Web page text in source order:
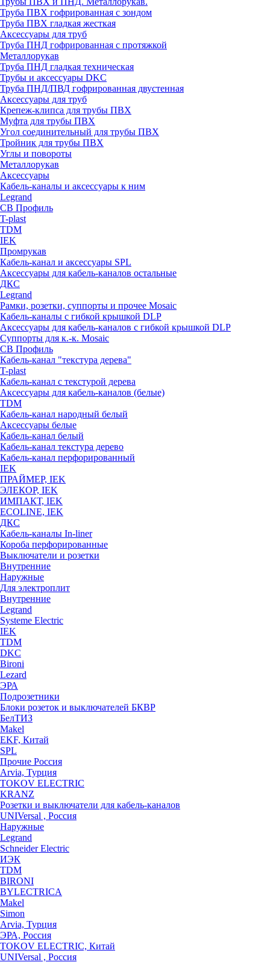
Труба ПВХ гофрированная с зондом
Труба ПВХ гладкая жесткая
Аксессуары для труб
Труба ПНД гофрированная с протяжкой
Металлорукав
Труба ПНД гладкая техническая
Трубы и аксессуары DKC
Труба ПНД/ПВД гофрированная двустенная
Аксессуары для труб
Крепеж-клипса для трубы ПВХ
Муфта для трубы ПВХ
Угол соединительный для трубы ПВХ
Тройник для трубы ПВХ
Углы и повороты
Металлорукав
Аксессуары
Кабель-каналы и аксессуары к ним
Legrand
СВ Профиль
T-plast
TDM
IEK
Промрукав
Кабель-канал и аксессуары SPL
Аксессуары для кабель-каналов остальные
ДКС
Legrand
Рамки, розетки, суппорты и прочее Mosaic
Кабель-каналы с гибкой крышкой DLP
Аксессуары для кабель-каналов с гибкой крышкой DLP
Суппорты для к.-к. Mosaic
СВ Профиль
Кабель-канал "текстура дерева"
T-plast
Кабель-канал с текстурой дерева
Аксессуары для кабель-каналов (белые)
TDM
Кабель-канал народный белый
Аксессуары белые
Кабель-канал белый
Кабель-канал текстура дерево
Кабель-канал перфорированный
IEK
ПРАЙМЕР, IEK
ЭЛЕКОР, IEK
ИМПАКТ, IEK
ECOLINE, IEK
ДКС
Кабель-каналы In-liner
Короба перфорированные
Выключатели и розетки
Внутренние
Наружные
Для электроплит
Внутренние
Legrand
Systeme Electric
IEK
TDM
DKC
Bironi
Lezard
ЭРА
Подрозетники
Блоки розеток и выключателей БКВР
БелТИЗ
Makel
EKF, Китай
SPL
Прочие Россия
Arvia, Турция
TOKOV ELECTRIC
KRANZ
Розетки и выключатели для кабель-каналов
UNIVersal , Россия
Наружные
Legrand
Schneider Electric
ИЭК
TDM
BIRONI
BYLECTRICA
Makel
Simon
Arvia, Турция
ЭРА, Россия
TOKOV ELECTRIC, Китай
UNIVersal , Россия